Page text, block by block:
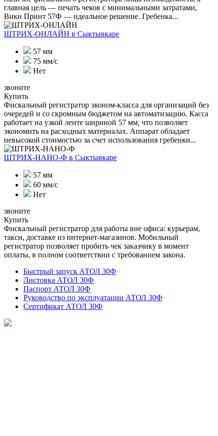
главная цель — печать чеков с минимальными затратами,
Вики Принт 57Ф — идеальное решение. Гребенка...
ШТРИХ-ОНЛАЙН в Сыктывкаре
57 мм
75 мм/с
Нет
звоните
Купить
Фискальный регистратор эконом-класса для организаций без
очередей и со скромным бюджетом на автоматизацию. Касса
работает на узкой ленте шириной 57 мм, что позволяет
экономить на расходных материалах. Аппарат обладает
невысокой стоимостью за счет использования гребенки...
ШТРИХ-НАНО-Ф в Сыктывкаре
57 мм
60 мм/с
Нет
звоните
Купить
Фискальный регистратор для работы вне офиса: курьерам,
такси, доставке из интернет-магазинов. Мобильный
регистратор позволяет пробить чек заказчику в момент
оплаты, в полном соответствии с требованием закона.
Быстрый запуск АТОЛ 30Ф
Листовка АТОЛ 30Ф
Паспорт АТОЛ 30Ф
Руководство по эксплуатации АТОЛ 30Ф
Сертификат АТОЛ 30Ф